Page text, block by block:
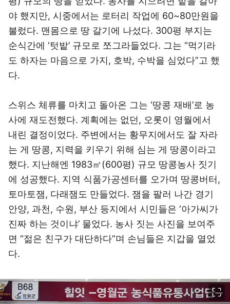
야 했지만, 시중에서는 로터리 작업에 60~80만원을
불렀다. 맨몸으로 땅 갈기에 나섰다. 300평 부지는
순식간에 ‘텃밭’ 규모로 쪼그라들었다. 그는 “먹기라
도 하자는 마음으로 가지, 호박, 수박을 심었다”고 했
다.
스위스 체류를 마치고 돌아온 그는 ‘땅콩 재배’로 농
사에 재도전했다. 계획에는 없던, 오롯이 영월에서
내린 결정이었다. 주변에서는 황무지에서도 잘 자라
는 게 땅콩, 지력을 키우기 위해 심는 게 땅콩이라고
했다. 지난해엔 1983㎡(600평) 규모 땅콩농사 짓기
에 성공했다. 지역 식품가공센터를 오가며 땅콩버터,
토마토잼, 다래잼도 만들었다. 잼을 팔러 나간 경기
안양, 과천, 수원, 부산 등지에서 시민들은 ‘아가씨가
진짜 하는 것이냐’ 물었다. 농사 짓는 사진을 보여주
면 “젊은 친구가 대단하다”며 손님들은 지갑을 열었
다.